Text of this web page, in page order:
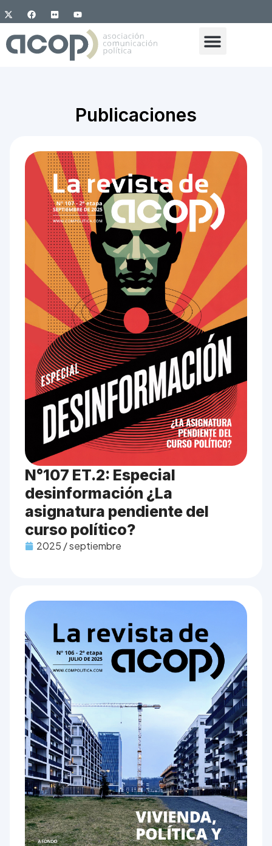
Publicaciones
N°107 ET.2: Especial
desinformación ¿La
asignatura pendiente del
curso político?
2025 / septiembre